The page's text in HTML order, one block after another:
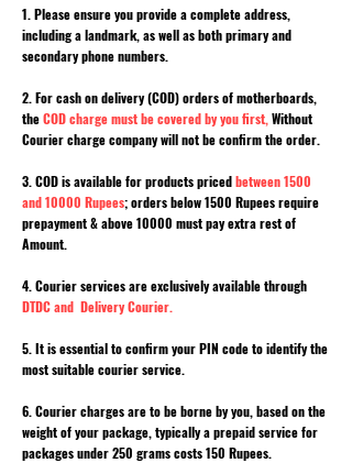
1. Please ensure you provide a complete address,
including a landmark, as well as both primary and
secondary phone numbers.
2. For cash on delivery (COD) orders of motherboards,
theCOD charge must be covered by you first, Without
Courier charge company will not be confirm the order.
3. COD is available for products pricedbetween 1500
and 10000 Rupees; orders below 1500 Rupees require
prepayment & above 10000 must pay extra rest of
Amount.
4. Courier services are exclusively available through
DTDC and Delivery Courier.
5. It is essential to confirm your PIN code to identify the
most suitable courier service.
6. Courier charges are to be borne by you, based on the
weight of your package, typically a prepaid service for
packages under 250 grams costs 150 Rupees.